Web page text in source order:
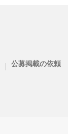
| 公募掲載の依頼